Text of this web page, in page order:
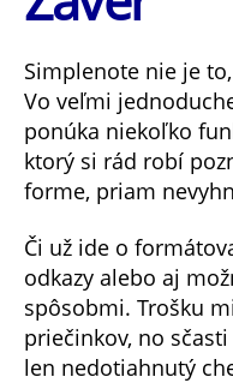
Simplenote nie je
Vo veľmi
ponúka niekoľko
ktorý si rád robí
forme, priam
Či už ide o
odkazy alebo aj
spôsobmi. Trošku
priečinkov, no
len nedotiahnutý